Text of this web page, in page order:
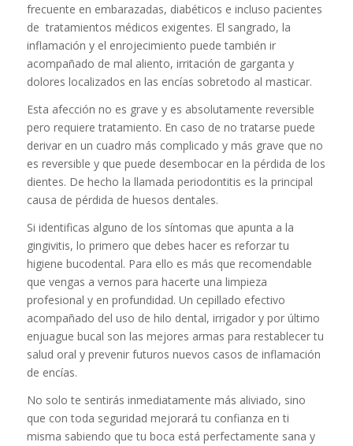
frecuente en embarazadas, diabéticos e incluso pacientes
de tratamientos médicos exigentes. El sangrado, la
inflamación y el enrojecimiento puede también ir
acompañado de mal aliento, irritación de garganta y
dolores localizados en las encías sobretodo al masticar.
Esta afección no es grave y es absolutamente reversible
pero requiere tratamiento. En caso de no tratarse puede
derivar en un cuadro más complicado y más grave que no
es reversible y que puede desembocar en la pérdida de los
dientes. De hecho la llamada periodontitis es la principal
causa de pérdida de huesos dentales.
Si identificas alguno de los síntomas que apunta a la
gingivitis, lo primero que debes hacer es reforzar tu
higiene bucodental. Para ello es más que recomendable
que vengas a vernos para hacerte una limpieza
profesional y en profundidad. Un cepillado efectivo
acompañado del uso de hilo dental, irrigador y por último
enjuague bucal son las mejores armas para restablecer tu
salud oral y prevenir futuros nuevos casos de inflamación
de encías.
No solo te sentirás inmediatamente más aliviado, sino
que con toda seguridad mejorará tu confianza en ti
misma sabiendo que tu boca está perfectamente sana y